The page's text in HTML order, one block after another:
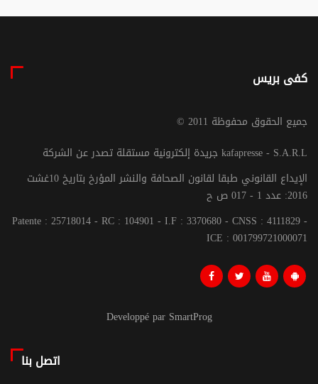
كفى بريس
© جميع الحقوق محفوظة 2011
جريدة إلكترونية مستقلة تصدر عن الشركة kafapresse - S.A.R.L
الإيداع القانوني طبقا لقانون الصحافة والنشر المؤرخ بتاريخ 10غشت
2016: عدد 1 - 017 ص ح
Patente : 25718014 - RC : 104901 - I.F : 3370680 - CNSS : 4111829 -
ICE : 001799721000071
Developpé par SmartProg
اتصل بنا